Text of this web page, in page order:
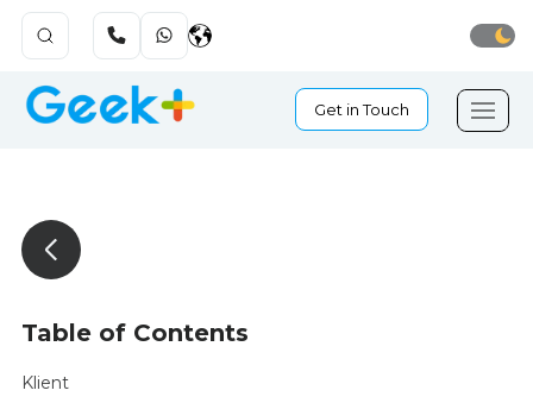
Get in Touch
Table of Contents
Klient